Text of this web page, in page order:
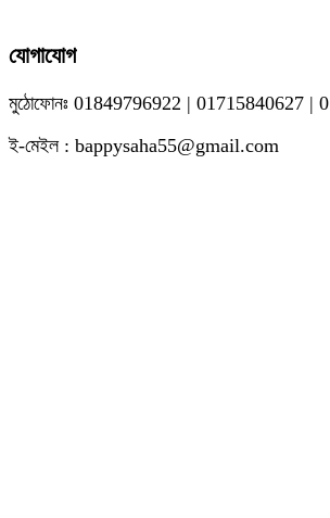
যোগাযোগ
মুঠোফোনঃ 01849796922 | 01715840627 |
ই-মেইল : bappysaha55@gmail.com